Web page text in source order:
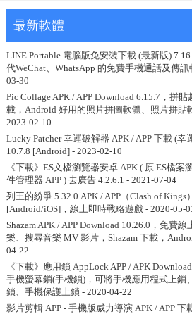
最新軟體
LINE Portable 電腦版免安裝下載 (最新版)
代WeChat、WhatsApp 的免費手機通話及傳訊
03-30
Pic Collage APK / APP Download 6.15.7，拼貼
載，Android 好用的照片拼圖軟體、照片拼貼
2023-02-10
Lucky Patcher 幸運破解器 APK / APP 下載 (幸
10.7.8 [Android] - 2023-02-10
《下載》ES文檔瀏覽器安卓 APK ( 原 ES檔案
件管理器 APP ) 去廣告 4.2.6.1 - 2021-07-04
列王的紛爭 5.32.0 APK / APP（Clash of Kings）
[Android/iOS]，線上即時戰略遊戲- 2020-05-
Shazam APK / APP Download 10.26.0，免費線
樂、搜尋音樂 MV 影片，Shazam 下載，
04-22
《下載》應用鎖 AppLock APP / APK
手機螢幕鎖(手機鎖)，可將手機應用程式上鎖
鎖、手機保護上鎖 - 2020-04-22
影片剪輯 APP - 手機版威力導演 APK / APP 下